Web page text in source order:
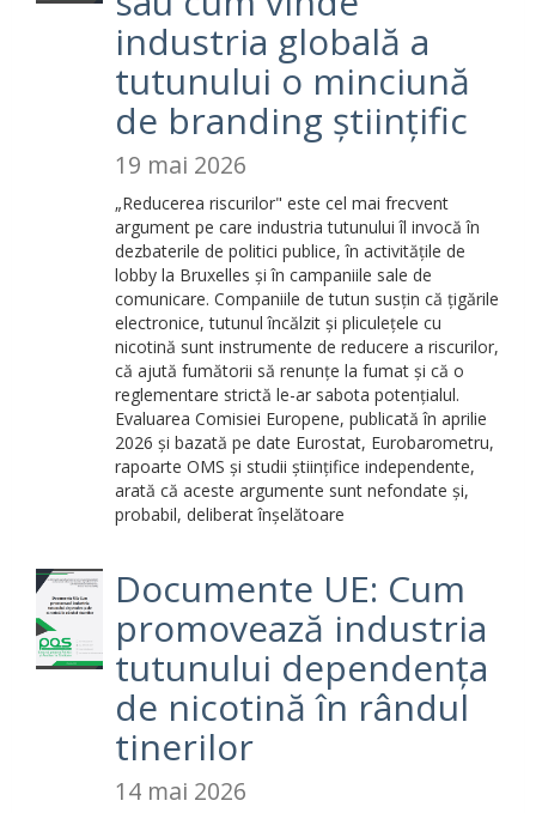
industria globală a
tutunului o minciună
de branding științific
19 mai 2026
„Reducerea riscurilor" este cel mai frecvent
argument pe care industria tutunului îl invocă în
dezbaterile de politici publice, în activitățile de
lobby la Bruxelles și în campaniile sale de
comunicare. Companiile de tutun susțin că țigările
electronice, tutunul încălzit și pliculețele cu
nicotină sunt instrumente de reducere a riscurilor,
că ajută fumătorii să renunțe la fumat și că o
reglementare strictă le-ar sabota potențialul.
Evaluarea Comisiei Europene, publicată în aprilie
2026 și bazată pe date Eurostat, Eurobarometru,
rapoarte OMS și studii științifice independente,
arată că aceste argumente sunt nefondate și,
probabil, deliberat înșelătoare
Documente UE: Cum
promovează industria
tutunului dependența
de nicotină în rândul
tinerilor
14 mai 2026